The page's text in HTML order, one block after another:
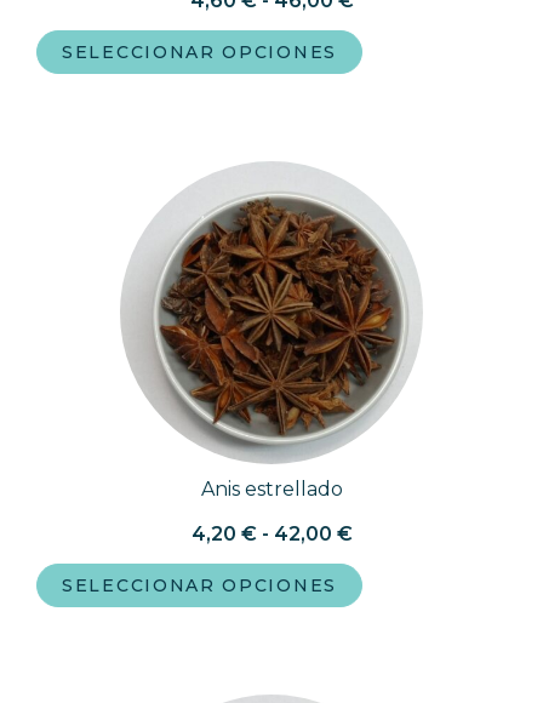
SELECCIONAR OPCIONES
Anis estrellado
4,20 € - 42,00 €
SELECCIONAR OPCIONES